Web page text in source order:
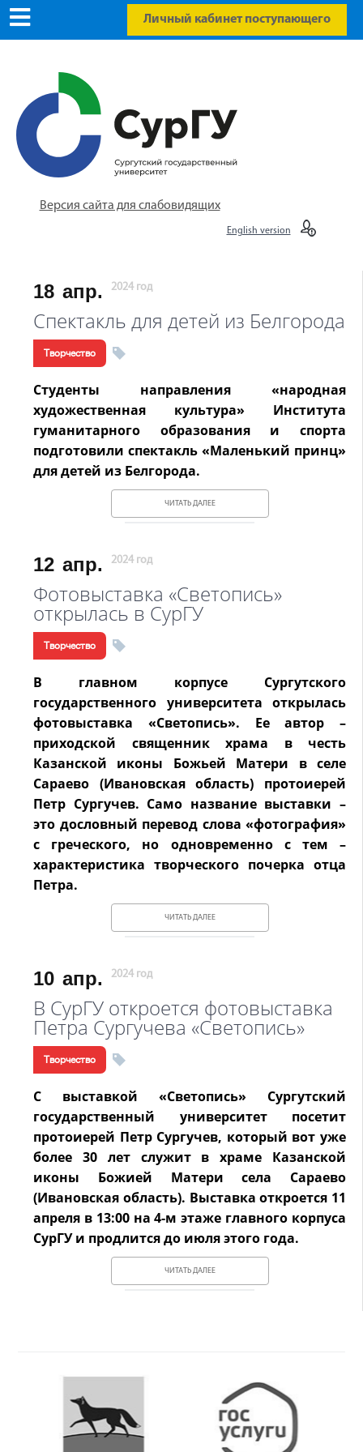
Личный кабинет поступающего
Версия сайта для слабовидящих
English version
18 апр. 2024 год
Спектакль для детей из Белгорода
Творчество
Студенты направления «народная
художественная культура» Института
гуманитарного образования и спорта
подготовили спектакль «Маленький принц»
для детей из Белгорода.
ЧИТАТЬ ДАЛЕЕ
12 апр. 2024 год
Фотовыставка «Светопись»
открылась в СурГУ
Творчество
В главном корпусе Сургутского
государственного университета открылась
фотовыставка «Светопись». Ее автор –
приходской священник храма в честь
Казанской иконы Божьей Матери в селе
Сараево (Ивановская область) протоиерей
Петр Сургучев. Само название выставки –
это дословный перевод слова «фотография»
с греческого, но одновременно с тем –
характеристика творческого почерка отца
Петра.
ЧИТАТЬ ДАЛЕЕ
10 апр. 2024 год
В СурГУ откроется фотовыставка
Петра Сургучева «Светопись»
Творчество
С выставкой «Светопись» Сургутский
государственный университет посетит
протоиерей Петр Сургучев, который вот уже
более 30 лет служит в храме Казанской
иконы Божией Матери села Сараево
(Ивановская область). Выставка откроется 11
апреля в 13:00 на 4-м этаже главного корпуса
СурГУ и продлится до июля этого года.
ЧИТАТЬ ДАЛЕЕ